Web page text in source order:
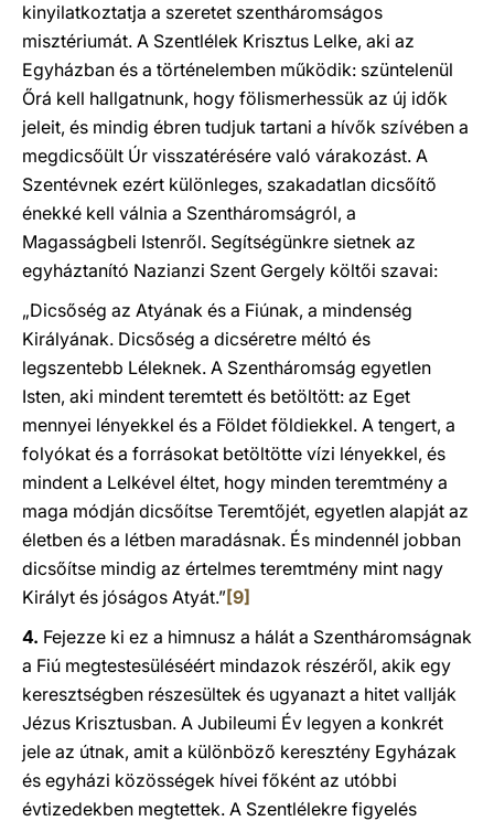
kinyilatkoztatja a szeretet szentháromságos
misztériumát. A Szentlélek Krisztus Lelke, aki az
Egyházban és a történelemben működik: szüntelenül
Őrá kell hallgatnunk, hogy fölismerhessük az új idők
jeleit, és mindig ébren tudjuk tartani a hívők szívében a
megdicsőült Úr visszatérésére való várakozást. A
Szentévnek ezért különleges, szakadatlan dicsőítő
énekké kell válnia a Szentháromságról, a
Magasságbeli Istenről. Segítségünkre sietnek az
egyháztanító Nazianzi Szent Gergely költői szavai:
„Dicsőség az Atyának és a Fiúnak, a mindenség
Királyának. Dicsőség a dicséretre méltó és
legszentebb Léleknek. A Szentháromság egyetlen
Isten, aki mindent teremtett és betöltött: az Eget
mennyei lényekkel és a Földet földiekkel. A tengert, a
folyókat és a forrásokat betöltötte vízi lényekkel, és
mindent a Lelkével éltet, hogy minden teremtmény a
maga módján dicsőítse Teremtőjét, egyetlen alapját az
életben és a létben maradásnak. És mindennél jobban
dicsőítse mindig az értelmes teremtmény mint nagy
Királyt és jóságos Atyát.”[9]
4. Fejezze ki ez a himnusz a hálát a Szentháromságnak
a Fiú megtestesüléséért mindazok részéről, akik egy
keresztségben részesültek és ugyanazt a hitet vallják
Jézus Krisztusban. A Jubileumi Év legyen a konkrét
jele az útnak, amit a különböző keresztény Egyházak
és egyházi közösségek hívei főként az utóbbi
évtizedekben megtettek. A Szentlélekre figyelés